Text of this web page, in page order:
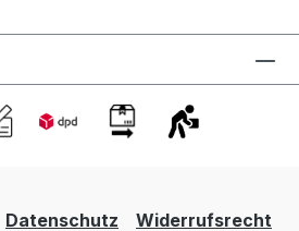
Datenschutz Widerrufsrecht